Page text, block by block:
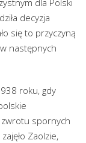
dla Polski
decyzja
się to przyczyną
następnych
roku, gdy
zwrotu spornych
Zaolzie,